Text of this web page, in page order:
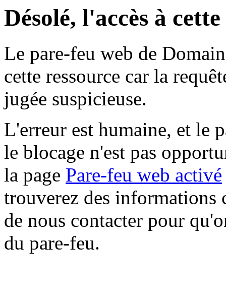
Désolé, l'accès à
Le pare-feu web de
cette ressource car la
jugée suspicieuse.
L'erreur est humaine, et le
le blocage n'est pas
la page Pare-feu web activé
trouverez des informations
de nous contacter pour
du pare-feu.